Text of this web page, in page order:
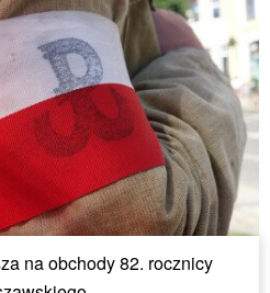
na obchody 82. rocznicy